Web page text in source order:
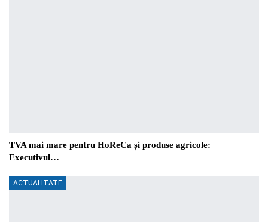
TVA mai mare pentru HoReCa și produse agricole:
Executivul…
ACTUALITATE